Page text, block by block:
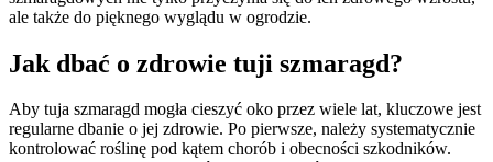
ale także do pięknego wyglądu w ogrodzie.
Jak dbać o zdrowie tuji szmaragd?
Aby tuja szmaragd mogła cieszyć oko przez wiele lat, kluczowe jest
regularne dbanie o jej zdrowie. Po pierwsze, należy systematycznie
kontrolować roślinę pod kątem chorób i obecności szkodników.